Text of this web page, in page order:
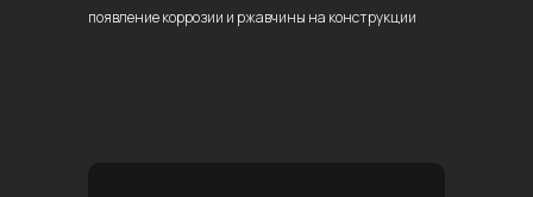
появление коррозии и ржавчины на конструкции